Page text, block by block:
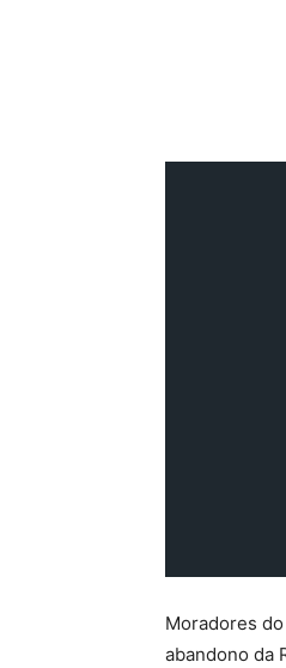
Moradores
abandono da